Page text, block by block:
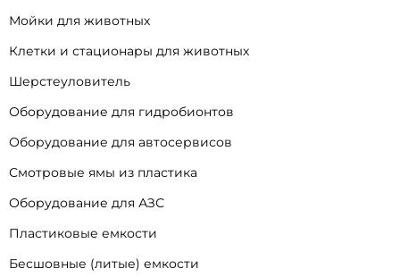
Мойки для животных
Клетки и стационары для животных
Шерстеуловитель
Оборудование для гидробионтов
Оборудование для автосервисов
Смотровые ямы из пластика
Оборудование для АЗС
Пластиковые емкости
Бесшовные (литые) емкости